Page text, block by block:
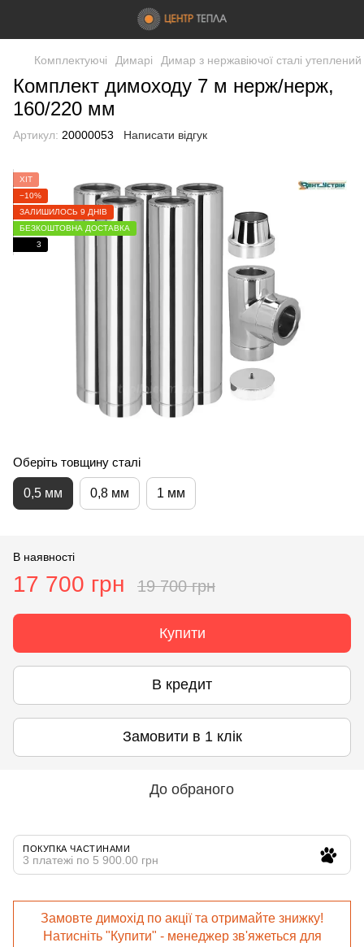
Комплектуючі Димарі Димар з нержавіючої сталі утеплений
Комплект димоходу 7 м нерж/нерж,
160/220 мм
Артикул: 20000053 Написати відгук
ХІТ
−10%
ЗАЛИШИЛОСЬ 9 ДНІВ
БЕЗКОШТОВНА ДОСТАВКА
3
Оберіть товщину сталі
0,5 мм 0,8 мм 1 мм
В наявності
17 700 грн 19 700 грн
Купити
В кредит
Замовити в 1 клік
До обраного
ПОКУПКА ЧАСТИНАМИ
3 платежі по 5 900.00 грн
Замовте димохід по акції та отримайте знижку!
Натисніть "Купити" - менеджер зв'яжеться для